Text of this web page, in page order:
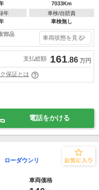
7033Km
年
車検/自賠責
車検無し
部品
車両状態を見る
支払総額 161.86 万円
保証とは
電話をかける
ーダウンリ
車両価格